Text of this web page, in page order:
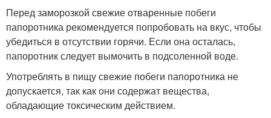
Перед заморозкой свежие отваренные побеги
папоротника рекомендуется попробовать на вкус, чтобы
убедиться в отсутствии горячи. Если она осталась,
папоротник следует вымочить в подсоленной воде.
Употреблять в пищу свежие побеги папоротника не
допускается, так как они содержат вещества,
обладающие токсическим действием.